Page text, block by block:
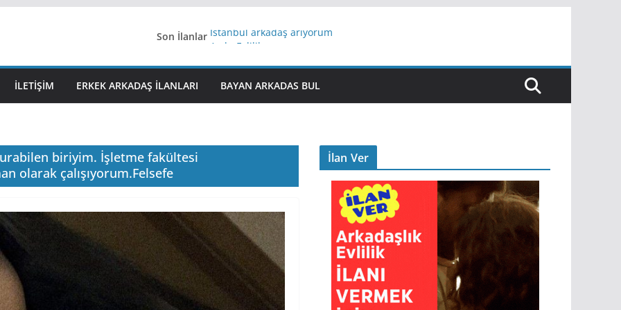
Son İlanlar İstanbul arkadaş arıyorum
Yeni Bir Aşk Lazım
iş arayanlara iş
İLETIŞIM ERKEK ARKADAŞ ILANLARI BAYAN ARKADAS BUL
biriyim. İşletme fakültesi
olarak çalışıyorum.Felsefe
İlan Ver